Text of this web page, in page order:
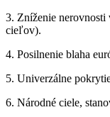
3. Zníženie nerovnosti
cieľov).
4. Posilnenie blaha
5. Univerzálne
6. Národné ciele,